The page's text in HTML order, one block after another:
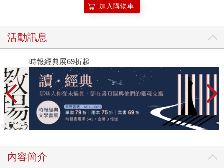
加入購物車
活動訊息
時報經典展69折起
內容簡介